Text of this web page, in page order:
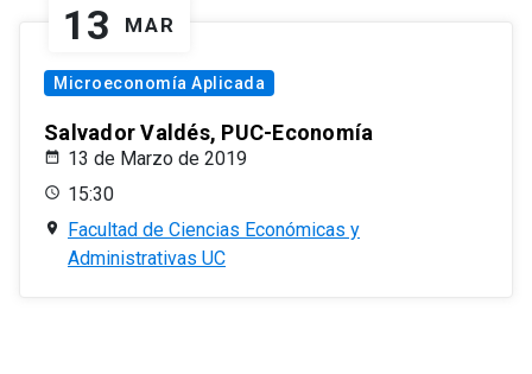
13 MAR
Microeconomía Aplicada
Salvador Valdés, PUC-Economía
13 de Marzo de 2019
15:30
Facultad de Ciencias Económicas y
Administrativas UC